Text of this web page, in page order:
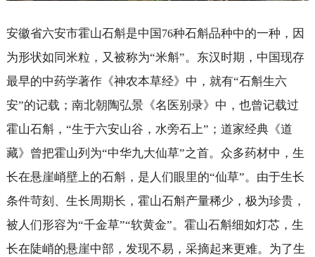
安徽省六安市霍山石斛是中国 76种石斛品种中的一种，因
为形状如同米粒，又被称为“米斛”。东汉时期，中国现存
最早的中药学著作《神农本草经》中，就有“石斛生六
安”的记载；南北朝陶弘景《名医别录》中，也曾记载过
霍山石斛，“生于六安山谷，水旁石上”；道家经典《道
藏》曾把霍山列为“中华九大仙草”之首。众多药材中，生
长在悬崖峭壁上的石斛，是人们眼里的“仙草”。由于生长
条件苛刻、生长周期长，霍山石斛产量稀少，极为珍贵，
被人们形容为“千金草”“软黄金”。霍山石斛细如灯芯，生
长在陡峭的悬崖中部，发现不易，采摘起来更难。为了生